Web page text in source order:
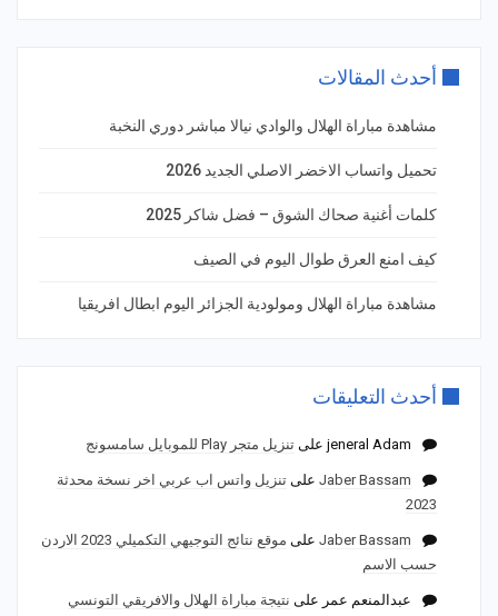
أحدث المقالات
مشاهدة مباراة الهلال والوادي نيالا مباشر دوري النخبة
تحميل واتساب الاخضر الاصلي الجديد 2026
كلمات أغنية صحاك الشوق – فضل شاكر 2025
كيف امنع العرق طوال اليوم في الصيف
مشاهدة مباراة الهلال ومولودية الجزائر اليوم ابطال افريقيا
أحدث التعليقات
jeneral Adam على تنزيل متجر Play للموبايل سامسونج
Jaber Bassam على تنزيل واتس اب عربي اخر نسخة محدثة
2023
Jaber Bassam على
موقع نتائج التوجيهي التكميلي 2023 الاردن
حسب الاسم
عبدالمنعم عمر على نتيجة مباراة الهلال والافريقي التونسي